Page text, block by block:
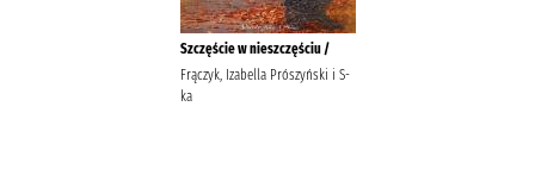
Szczęście w nieszczęściu /
Frączyk, Izabella Prószyński i S-
ka